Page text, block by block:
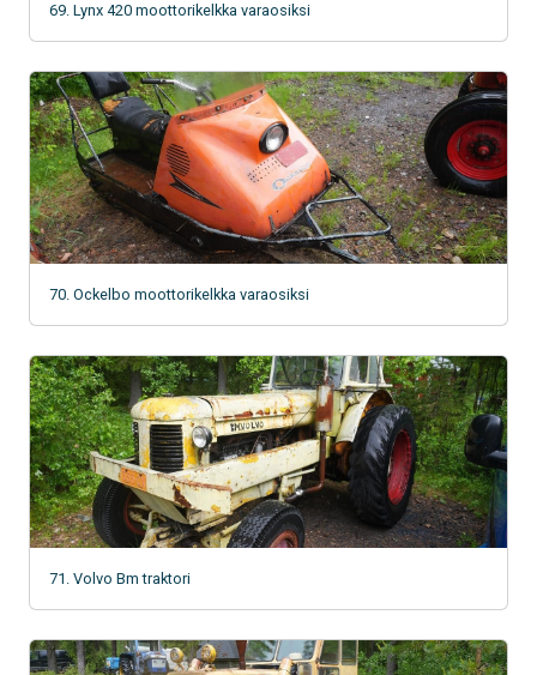
69. Lynx 420 moottorikelkka varaosiksi
70. Ockelbo moottorikelkka varaosiksi
71. Volvo Bm traktori